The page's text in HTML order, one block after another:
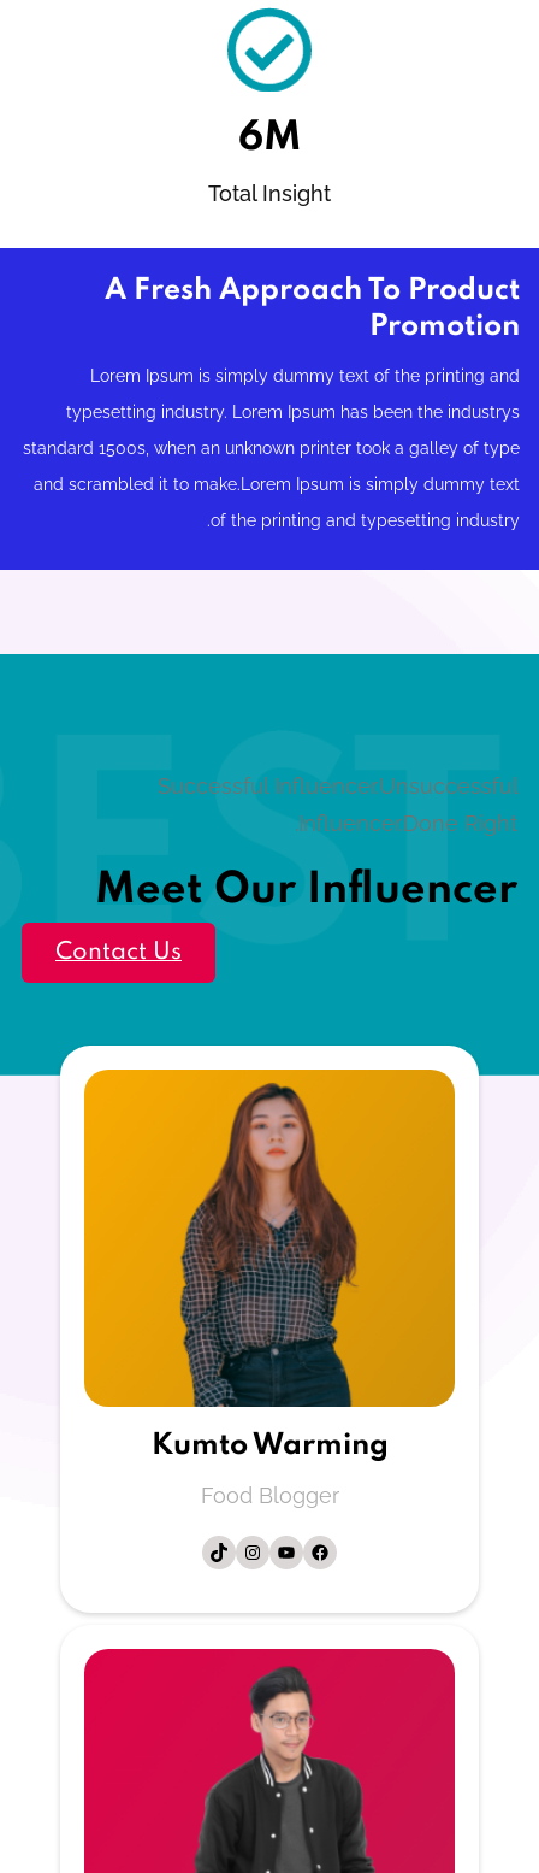
6M
Total Insight
A Fresh Approach To Product
Promotion
Lorem Ipsum is simply dummy text of the printing and
typesetting industry. Lorem Ipsum has been the industrys
standard 1500s, when an unknown printer took a galley of type
and scrambled it to make.Lorem Ipsum is simply dummy text
of the printing and typesetting industry.
Successful Influencer.Unsuccessful
Influencer.Done Right.
Meet Our Influencer
Contact Us
Kumto Warming
Food Blogger
فيسبوك يوتيوب إنستجرام تيك توك